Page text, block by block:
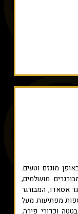
מוגזם וטעים.
מושלמים,
אסאדו, המבורגר
מפתיעות מעל
וכדורי פירה.